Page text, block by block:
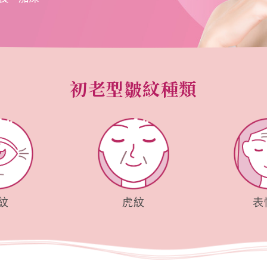
初老型皺紋種類
虎紋 表